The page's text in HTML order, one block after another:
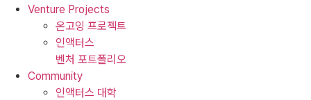
Venture Projects
온고잉 프로젝트
인액터스
벤처 포트폴리오
Community
인액터스 대학